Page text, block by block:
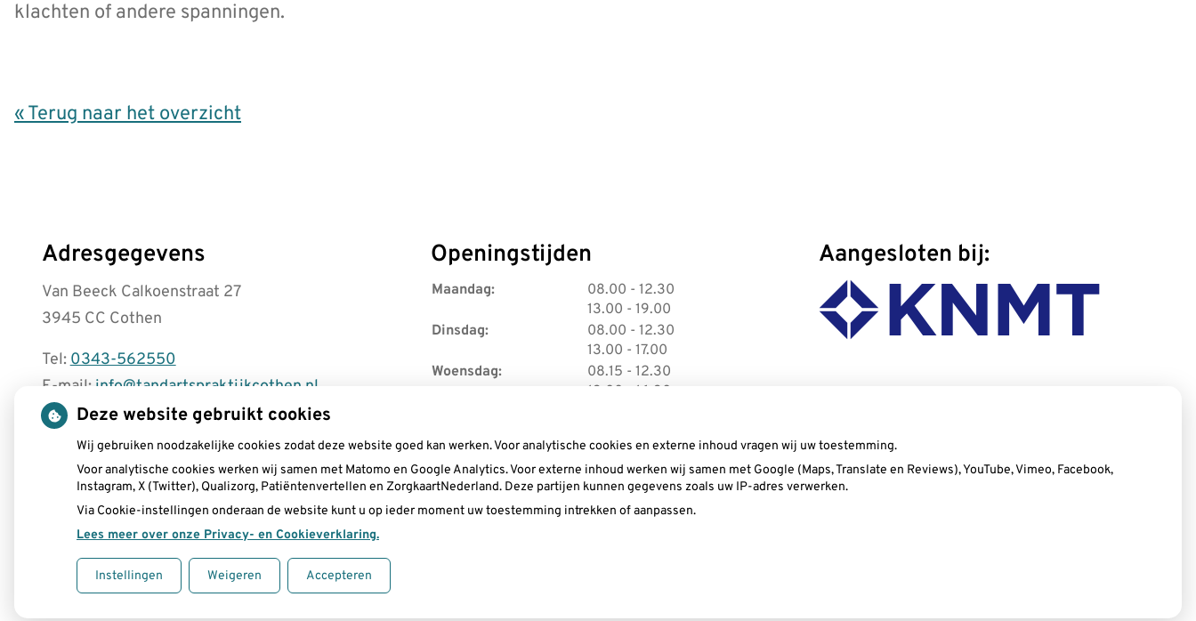
klachten of andere spanningen.
« Terug naar het overzicht
Adresgegevens
Van Beeck Calkoenstraat 27
3945 CC Cothen
Tel:0343-562550
E-mail: info@tandartspraktijkcothen.nl
Openingstijden
Maandag: 08.00 t
o
t
- 12.30
13.00 t
o
t
- 19.00
Dinsdag:
08.00 t
o
t
- 12.30
13.00 t
o
- 17.00
Woensdag:
08.15 t- 12.30
13.00
- 16.30
t
o
t
Vrijdag:
08.00t
o
t
- 12.30
13.00t
o
t
- 15.00
Aangesloten bij:
Uw Zorg Online|Beheer
Deze website gebruikt cookies
Wij gebruiken noodzakelijke cookies zodat deze website goed kan werken. Voor analytische cookies en externe inhoud vragen wij uw toestemming.
Voor analytische cookies werken wij samen met Matomo en Google Analytics. Voor externe inhoud werken wij samen met Google (Maps, Translate en Reviews), YouTube, Vimeo, Facebook,
Instagram, X (Twitter), Qualizorg, Patiëntenvertellen en ZorgkaartNederland. Deze partijen kunnen gegevens zoals uw IP-adres verwerken.
Via Cookie-instellingen onderaan de website kunt u op ieder moment uw toestemming intrekken of aanpassen.
Lees meer over onze Privacy- en Cookieverklaring.
Instellingen Weigeren Accepteren